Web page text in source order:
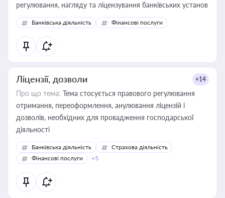
регулювання, нагляду та ліцензування банківських установ
Банківська діяльність Фінансові послуги
Ліцензії, дозволи +14
Про що тема: Тема стосується правового регулювання
отримання, переоформлення, анулювання ліцензій і
дозволів, необхідних для провадження господарської
діяльності
Банківська діяльність
Страхова діяльність
Фінансові послуги
+5